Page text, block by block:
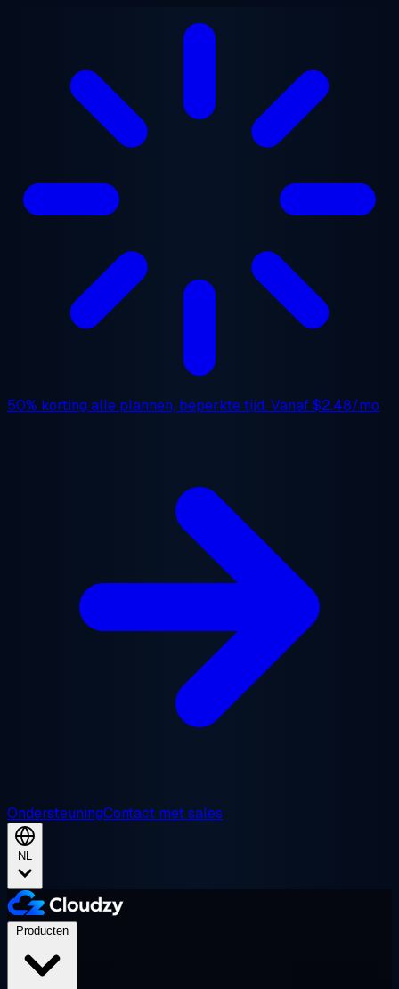
50% korting alle plannen, beperkte tijd. Vanaf$2.48/mo
OndersteuningContact met sales
NL